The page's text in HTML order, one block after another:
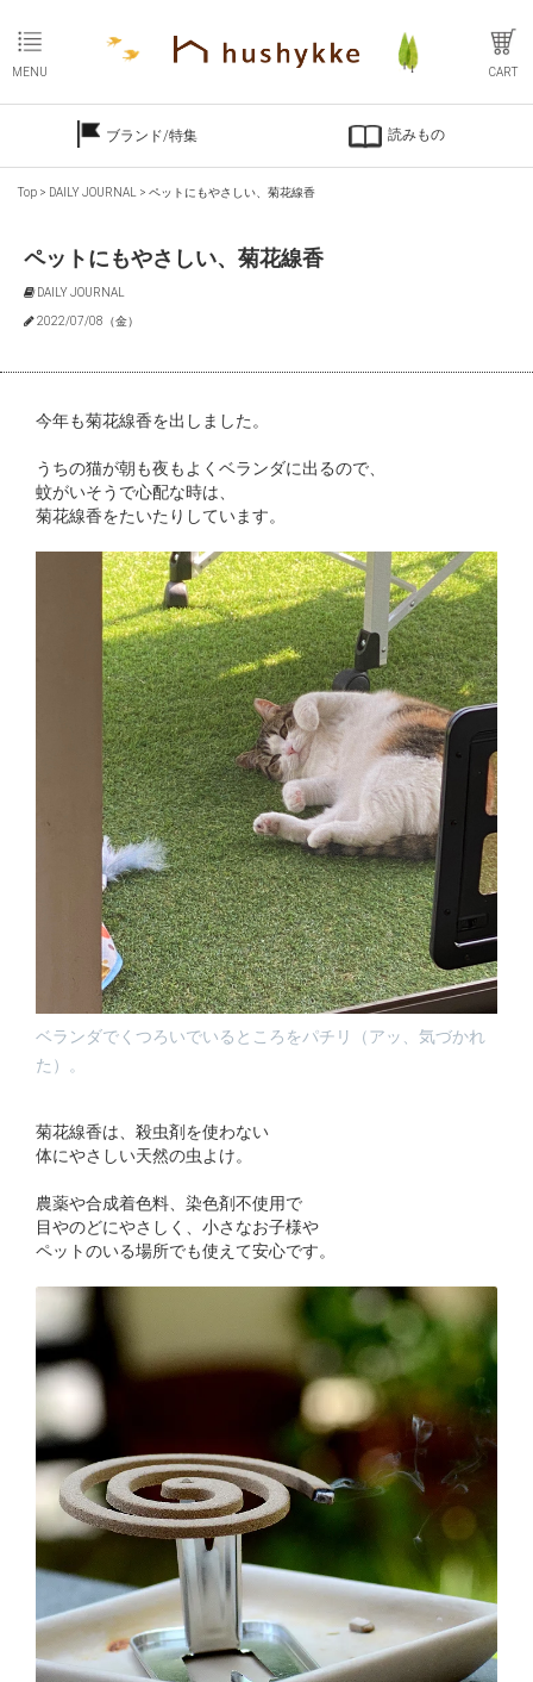
MENU CART
ブランド/特集 読みもの
Top > DAILY JOURNAL > ペットにもやさしい、菊花線香
ペットにもやさしい、菊花線香
DAILY JOURNAL
2022/07/08（金）
今年も菊花線香を出しました。
うちの猫が朝も夜もよくベランダに出るので、
蚊がいそうで心配な時は、
菊花線香をたいたりしています。
ベランダでくつろいでいるところをパチリ（アッ、気づかれ
た）。
菊花線香は、殺虫剤を使わない
体にやさしい天然の虫よけ。
農薬や合成着色料、染色剤不使用で
目やのどにやさしく、小さなお子様や
ペットのいる場所でも使えて安心です。